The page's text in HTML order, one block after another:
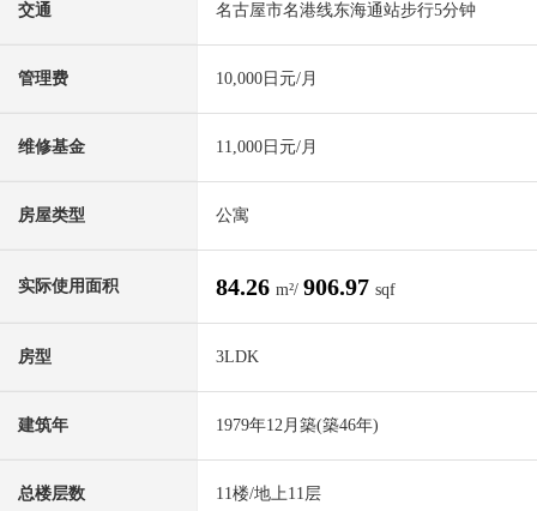
交通 名古屋市名港线东海通站步行5分钟
管理费 10,000日元/月
维修基金 11,000日元/月
房屋类型 公寓
实际使用面积 84.26 m²/ 906.97 sqf
房型 3LDK
建筑年 1979年12月築(築46年)
总楼层数 11楼/地上11层